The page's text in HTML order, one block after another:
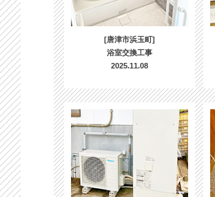
[唐津市浜玉町]
浴室交換工事
2025.11.08